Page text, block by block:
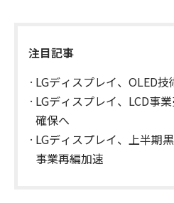
注目記事
LGディスプレイ、OLED
LGディスプレイ、LCD事
確保へ
LGディスプレイ、上半期
事業再編加速